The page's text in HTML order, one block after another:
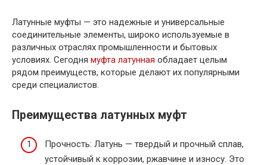
Латунные муфты — это надежные и универсальные
соединительные элементы, широко используемые в
различных отраслях промышленности и бытовых
условиях. Сегодня муфта латунная обладает целым
рядом преимуществ, которые делают их популярными
среди специалистов.
Преимущества латунных муфт
Прочность: Латунь — твердый и прочный сплав,
устойчивый к коррозии, ржавчине и износу. Это